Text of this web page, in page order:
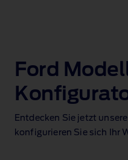
Ford
Entdecken Sie jetzt
konfigurieren Sie sich Ihr